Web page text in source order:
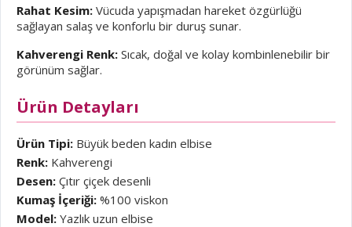
Rahat Kesim: Vücuda yapışmadan hareket özgürlüğü
sağlayan salaş ve konforlu bir duruş sunar.
Kahverengi Renk: Sıcak, doğal ve kolay kombinlenebilir bir
görünüm sağlar.
Ürün Detayları
Ürün Tipi: Büyük beden kadın elbise
Renk: Kahverengi
Desen: Çıtır çiçek desenli
Kumaş İçeriği: %100 viskon
Model: Yazlık uzun elbise